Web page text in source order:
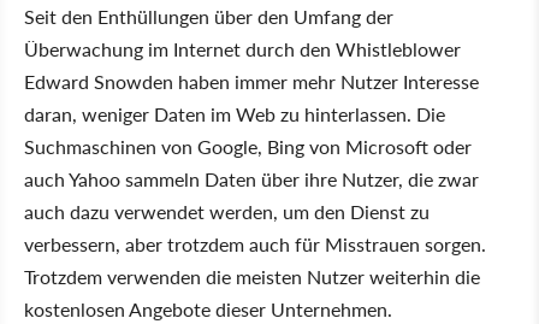
Seit den Enthüllungen über den Umfang der
Überwachung im Internet durch den Whistleblower
Edward Snowden haben immer mehr Nutzer Interesse
daran, weniger Daten im Web zu hinterlassen. Die
Suchmaschinen von Google, Bing von Microsoft oder
auch Yahoo sammeln Daten über ihre Nutzer, die zwar
auch dazu verwendet werden, um den Dienst zu
verbessern, aber trotzdem auch für Misstrauen sorgen.
Trotzdem verwenden die meisten Nutzer weiterhin die
kostenlosen Angebote dieser Unternehmen.